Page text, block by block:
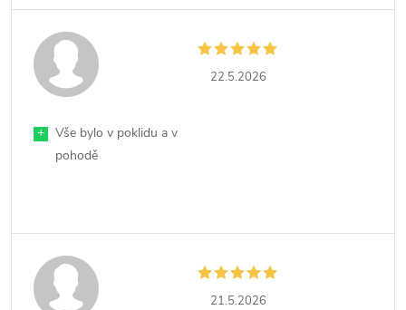
22.5.2026
+
Vše bylo v poklidu a v
pohodě
21.5.2026